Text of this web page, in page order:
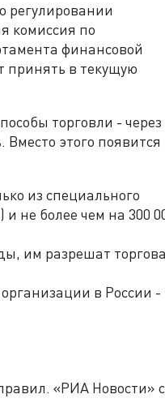
регулировании
комиссия по
финансовой
принять в текущую
торговли - через
этого появится
из специального
не более чем на 300
им разрешат
в России -
«РИА Новости»